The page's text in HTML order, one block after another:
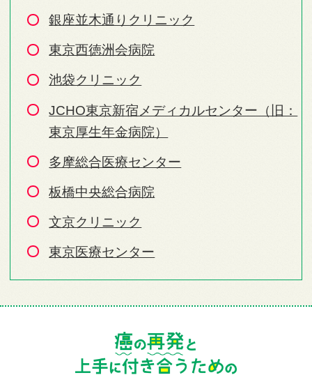
銀座並木通りクリニック
東京西徳洲会病院
池袋クリニック
JCHO東京新宿メディカルセンター（旧：
東京厚生年金病院）
多摩総合医療センター
板橋中央総合病院
文京クリニック
東京医療センター